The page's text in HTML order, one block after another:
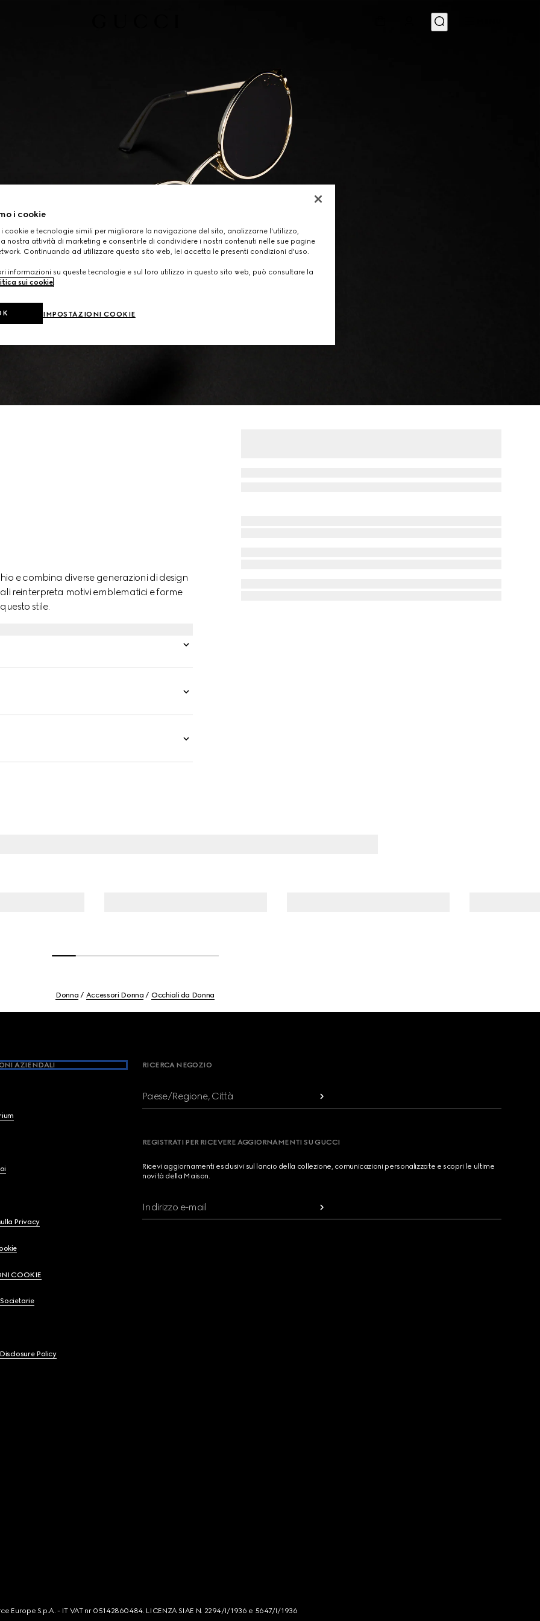
e combina diverse generazioni di design
reinterpreta motivi emblematici e forme
stile.
Donna Accessori Donna Occhiali da Donna
AZIENDALI
Privacy
COOKIE
Policy
RICERCA NEGOZIO
Paese/Regione, Città
REGISTRATI PER RICEVERE AGGIORNAMENTI SU GUCCI
Ricevi aggiornamenti esclusivi sul lancio della collezione, comunicazioni personalizzate e scopri le ultime
novità della Maison.
Indirizzo e-mail
Europe S.p.A. - IT VAT nr 05142860484. LICENZA SIAE N. 2294/I/1936 e 5647/I/1936
i cookie
cookie e tecnologie simili per migliorare la navigazione del sito, analizzarne l'utilizzo,
nostra attività di marketing e consentirle di condividere i nostri contenuti nelle sue pagine
Continuando ad utilizzare questo sito web, lei accetta le presenti condizioni d'uso.
informazioni su queste tecnologie e sul loro utilizzo in questo sito web, può consultare la
sui cookie
IMPOSTAZIONI COOKIE